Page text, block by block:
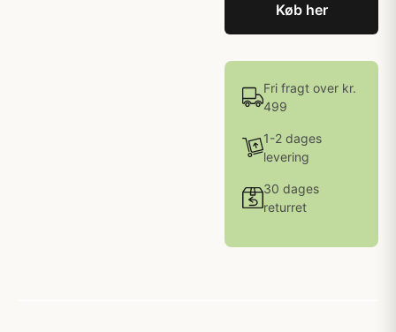
Køb her
Fri fragt over kr.
499
1-2 dages
levering
30 dages
returret